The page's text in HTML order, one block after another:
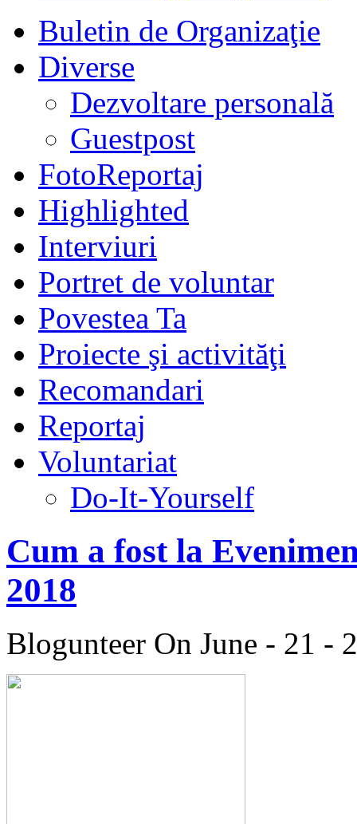
Buletin de Organizaţie
Diverse
Dezvoltare personală
Guestpost
FotoReportaj
Highlighted
Interviuri
Portret de voluntar
Povestea Ta
Proiecte şi activităţi
Recomandari
Reportaj
Voluntariat
Do-It-Yourself
Cum a fost la
2018
Blogunteer On June - 21 -